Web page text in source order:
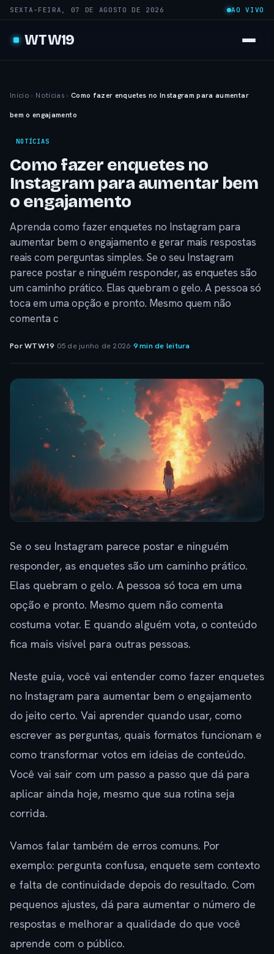
SEXTA-FEIRA, 07 DE AGOSTO DE 2026 AO VIVO
WTW19
Início › Notícias › Como fazer enquetes no Instagram para aumentar
bem o engajamento
NOTÍCIAS
Como fazer enquetes no
Instagram para aumentar bem
o engajamento
Aprenda como fazer enquetes no Instagram para
aumentar bem o engajamento e gerar mais respostas
reais com perguntas simples. Se o seu Instagram
parece postar e ninguém responder, as enquetes são
um caminho prático. Elas quebram o gelo. A pessoa só
toca em uma opção e pronto. Mesmo quem não
comenta c
Por WTW19· 05 de junho de 2026·9 min de leitura
Se o seu Instagram parece postar e ninguém
responder, as enquetes são um caminho prático.
Elas quebram o gelo. A pessoa só toca em uma
opção e pronto. Mesmo quem não comenta
costuma votar. E quando alguém vota, o conteúdo
fica mais visível para outras pessoas.
Neste guia, você vai entender como fazer enquetes
no Instagram para aumentar bem o engajamento
do jeito certo. Vai aprender quando usar, como
escrever as perguntas, quais formatos funcionam e
como transformar votos em ideias de conteúdo.
Você vai sair com um passo a passo que dá para
aplicar ainda hoje, mesmo que sua rotina seja
corrida.
Vamos falar também de erros comuns. Por
exemplo: pergunta confusa, enquete sem contexto
e falta de continuidade depois do resultado. Com
pequenos ajustes, dá para aumentar o número de
respostas e melhorar a qualidade do que você
aprende com o público.